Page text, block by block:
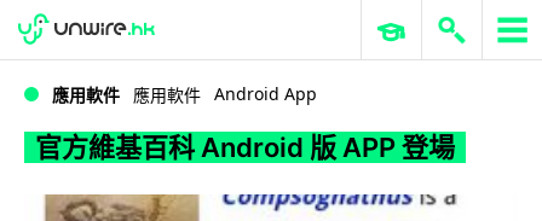
官方維基百科 Android 版 APP 登場
WWDC 2026 ERP 與商業 AI
應用軟件 應用軟件 Android App
官方維基百科 Android 版 APP 登場